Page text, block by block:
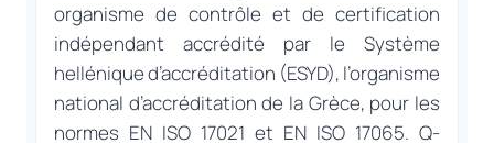
organisme de contrôle et de certification
indépendant accrédité par le Système
hellénique d’accréditation (ESYD), l’organisme
national d’accréditation de la Grèce, pour les
normes EN ISO 17021 et EN ISO 17065. Q-